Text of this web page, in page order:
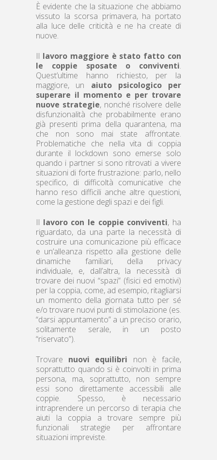
È evidente che la situazione che abbiamo
vissuto la scorsa primavera, ha portato
alla luce delle criticità e ne ha create di
nuove.
Il lavoro maggiore è stato fatto con
le coppie sposate o conviventi.
Quest’ultime hanno richiesto, per la
maggiore, un aiuto psicologico per
superare il momento e per trovare
nuove strategie, nonché risolvere delle
disfunzionalità che probabilmente erano
già presenti prima della quarantena, ma
che non sono mai state affrontate.
Problematiche che nella vita di coppia
durante il lockdown sono emerse solo
quando i partner si sono ritrovati a vivere
situazioni di forte frustrazione: parlo, nello
specifico, di difficoltà comunicative che
hanno reso difficili anche altre questioni,
come la gestione degli spazi e dei figli.
Il lavoro con le coppie conviventi, ha
riguardato, da una parte la necessità di
costruire una comunicazione più efficace
e un’alleanza rispetto alla gestione delle
dinamiche familiari, della privacy
individuale, e, dall’altra, la necessità di
trovare dei nuovi “spazi” (fisici ed emotivi)
per la coppia, come, ad esempio, ritagliarsi
un momento della giornata tutto per sé
e/o trovare nuovi punti di stimolazione (es.
“darsi appuntamento” a un preciso orario,
solitamente serale, in un posto
“riservato”).
Trovare nuovi equilibri non è facile,
soprattutto quando si è coinvolti in prima
persona, ma, soprattutto, non sempre
essi sono direttamente accessibili alle
coppie. Spesso, è necessario
intraprendere un percorso di terapia che
aiuti la coppia a trovare sempre più
funzionali strategie per affrontare
situazioni impreviste.